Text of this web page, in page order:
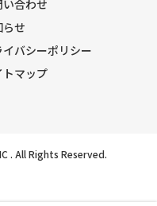
い合わせ
らせ
イバシーポリシー
トマップ
. All Rights Reserved.